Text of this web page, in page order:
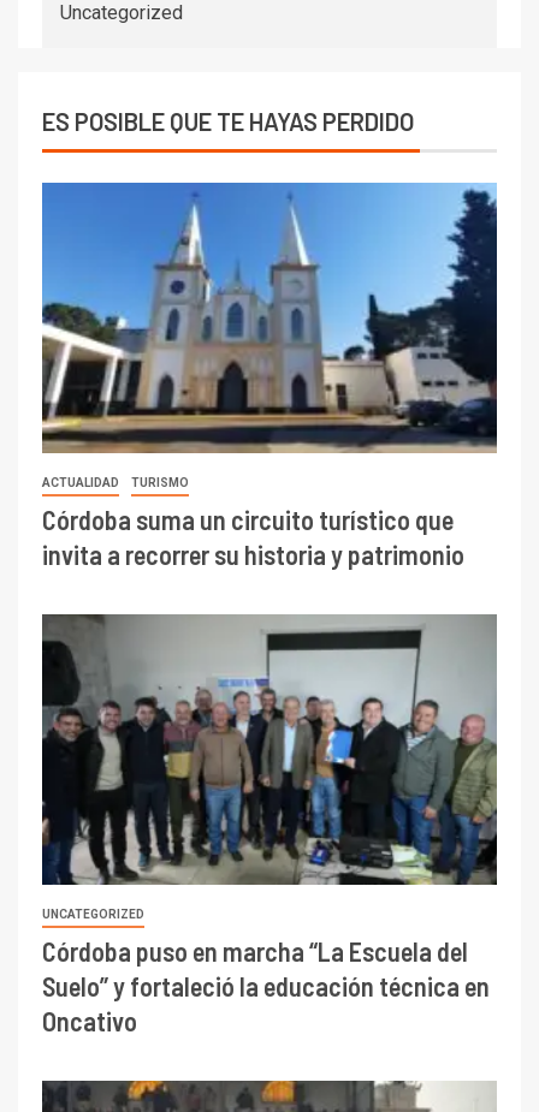
Uncategorized
ES POSIBLE QUE TE HAYAS PERDIDO
ACTUALIDAD TURISMO
Córdoba suma un circuito turístico que
invita a recorrer su historia y patrimonio
UNCATEGORIZED
Córdoba puso en marcha “La Escuela del
Suelo” y fortaleció la educación técnica en
Oncativo